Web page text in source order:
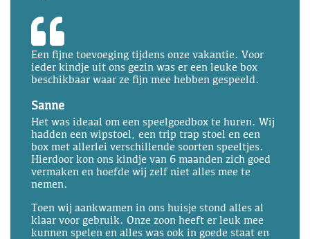
Een fijne toevoeging tijdens onze vakantie. Voor
ieder kindje uit ons gezin was er een leuke box
beschikbaar waar ze fijn mee hebben gespeeld.
Sanne
Het was ideaal om een speelgoedbox te huren. Wij
hadden een wipstoel, een trip trap stoel en een
box met allerlei verschillende soorten speeltjes.
Hierdoor kon ons kindje van 6 maanden zich goed
vermaken en hoefde wij zelf niet alles mee te
nemen.
Toen wij aankwamen in ons huisje stond alles al
klaar voor gebruik. Onze zoon heeft er leuk mee
kunnen spelen en alles was ook in goede staat en